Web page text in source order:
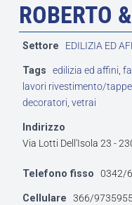
ROBERTO
Settore EDILIZIA ED
Tags edilizia ed affini,
lavori rivestimento/
decoratori, vetrai
Indirizzo
Via Lotti Dell'Isola 23 -
Telefono fisso 0342/
Cellulare 366/9735955